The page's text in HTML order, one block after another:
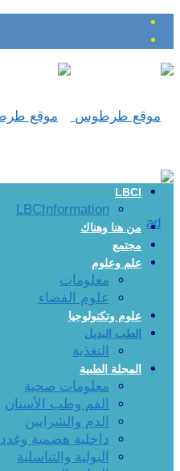
LBCI
LBCInformation
من هنا وهناك
مجتمع
علم وعلوم
معلومات
علوم الفضاء
علوم وتكنولوجيا
الطب البديل
التغذية
المجلة الطبية
معلومات صحية
الفم وطب الأسنان
الدم والشرايين
داخلية هضمية وغدد
البولية والتناسلية